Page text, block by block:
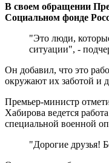
В своем обращении
Социальном фонде
"Это люди,
ситуации", -
Он добавил, что это
окружают их заботой и
Премьер-министр
Хабирова ведется
специальной военной
"Дорогие друзья!